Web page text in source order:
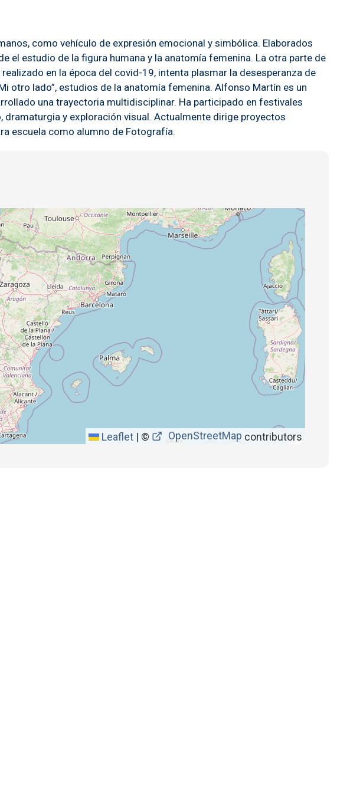
como vehículo de expresión emocional y simbólica. Elaborados
el estudio de la figura humana y la anatomía femenina. La otra parte de
en la época del covid-19, intenta plasmar la desesperanza de
otro lado”, estudios de la anatomía femenina. Alfonso Martín es un
una trayectoria multidisciplinar. Ha participado en festivales
y exploración visual. Actualmente dirige proyectos
escuela como alumno de Fotografía.
Leaflet | © OpenStreetMap contributors